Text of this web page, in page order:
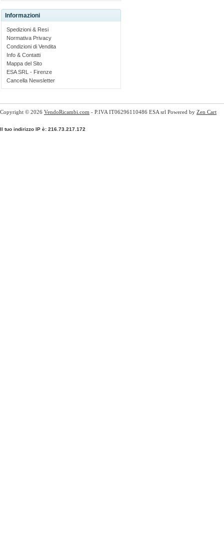
Informazioni
Spedizioni & Resi
Normativa Privacy
Condizioni di Vendita
Info & Contatti
Mappa del Sito
ESA SRL - Firenze
Cancella Newsletter
Copyright © 2026 VendoRicambi.com - P.IVA IT06296110486 ESA srl Powered by Zen Cart
Il tuo indirizzo IP è: 216.73.217.172